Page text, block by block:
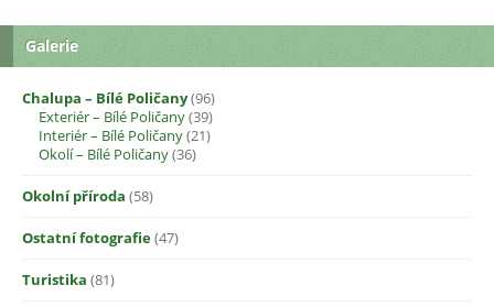
Galerie
Chalupa – Bílé Poličany(96)
Exteriér – Bílé Poličany(39)
Interiér – Bílé Poličany(21)
Okolí – Bílé Poličany(36)
Okolní příroda (58)
Ostatní fotografie(47)
Turistika (81)